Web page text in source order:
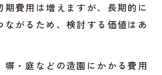
期費用は増えますが、長期的に
ながるため、検討する価値はあ
塀・庭などの造園にかかる費用